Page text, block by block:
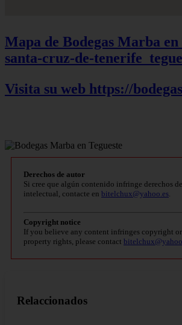
Mapa de Bodegas Marba en
santa-cruz-de-
Visita su web https://
Derechos de autor
Si cree que algún contenido infringe derechos
intelectual, contacte en bitelchux@yahoo.es
Copyright notice
If you believe any content infringes copyright
property rights, please contact
Relaccionados